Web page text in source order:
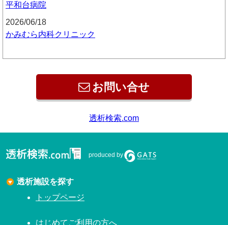
平和台病院
2026/06/18
かみむら内科クリニック
お問い合せ
produced by
透析施設を探す
トップページ
はじめてご利用の方へ